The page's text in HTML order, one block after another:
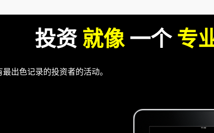
投资 就像一个 专
出色记录的投资者的活动。